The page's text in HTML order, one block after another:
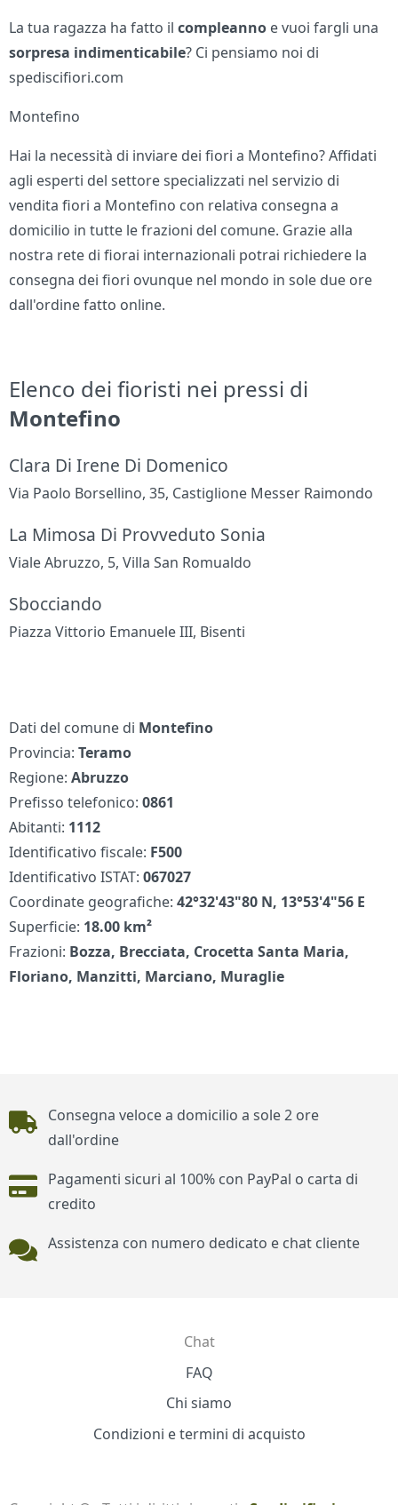
La tua ragazza ha fatto ilcompleanno e vuoi fargli una
sorpresa indimenticabile? Ci pensiamo noi di
spediscifiori.com
Montefino
Hai la necessità di inviare dei fiori a Montefino? Affidati
agli esperti del settore specializzati nel servizio di
vendita fiori a Montefino con relativa consegna a
domicilio in tutte le frazioni del comune. Grazie alla
nostra rete di fiorai internazionali potrai richiedere la
consegna dei fiori ovunque nel mondo in sole due ore
dall'ordine fatto online.
Elenco dei fioristi nei pressi di
Montefino
Clara Di Irene Di Domenico
Via Paolo Borsellino, 35, Castiglione Messer Raimondo
La Mimosa Di Provveduto Sonia
Viale Abruzzo, 5, Villa San Romualdo
Sbocciando
Piazza Vittorio Emanuele III, Bisenti
Dati del comune di Montefino
Provincia:Teramo
Regione:Abruzzo
Prefisso telefonico:0861
Abitanti: 1112
Identificativo fiscale: F500
Identificativo ISTAT:067027
Coordinate geografiche:42°32'43"80 N, 13°53'4"56 E
Superficie: 18.00 km²
Frazioni: Bozza, Brecciata, Crocetta Santa Maria,
Floriano, Manzitti, Marciano, Muraglie
Piè di pagina
Consegna veloce a domicilio a sole 2 ore
dall'ordine
Pagamenti sicuri al 100% con PayPal o carta di
credito
Assistenza con numero dedicato e chat cliente
Chat
FAQ
Chi siamo
Condizioni e termini di acquisto